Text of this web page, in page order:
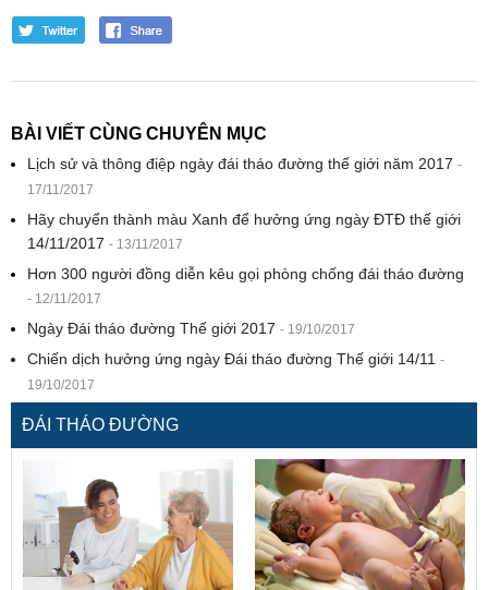
BÀI VIẾT CÙNG CHUYÊN MỤC
Lịch sử và thông điệp ngày đái tháo đường thế giới năm 2017 -
17/11/2017
Hãy chuyển thành màu Xanh để hưởng ứng ngày ĐTĐ thế giới
14/11/2017 - 13/11/2017
Hơn 300 người đồng diễn kêu gọi phòng chống đái tháo đường
- 12/11/2017
Ngày Đái tháo đường Thế giới 2017 - 19/10/2017
Chiến dịch hưởng ứng ngày Đái tháo đường Thế giới 14/11 -
19/10/2017
ĐÁI THÁO ĐƯỜNG